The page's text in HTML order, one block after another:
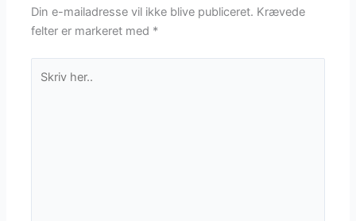
Din e-mailadresse vil ikke blive publiceret. Krævede
felter er markeret med *
her..